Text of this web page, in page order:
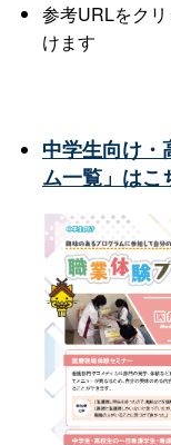
参考URLをク
けます
中学生向け・
ム一覧」はこ